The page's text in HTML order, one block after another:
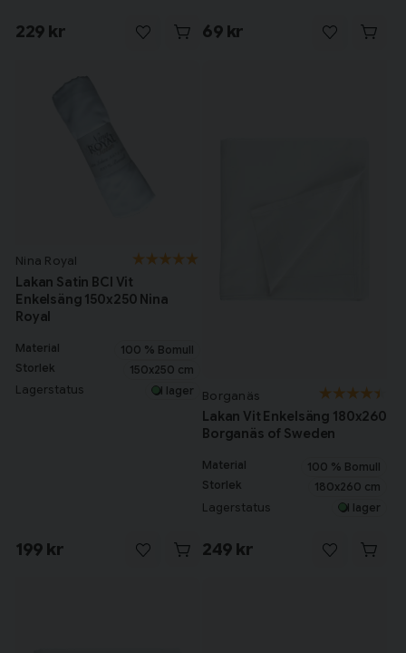
229 kr 69 kr
Nina Royal
Lakan Satin BCI Vit
Enkelsäng 150x250 Nina
Royal
Material
100 % Bomull
Storlek
150x250 cm
Lagerstatus I lager
199 kr
Borganäs
Lakan Vit Enkelsäng 180x260
Borganäs of Sweden
Material
100 % Bomull
Storlek
180x260 cm
Lagerstatus I lager
249 kr